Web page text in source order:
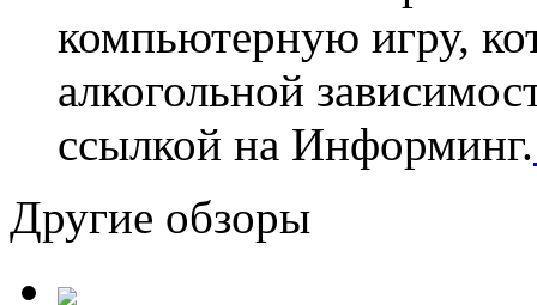
компьютерную игру,
алкогольной
ссылкой на Информинг.
Другие обзоры